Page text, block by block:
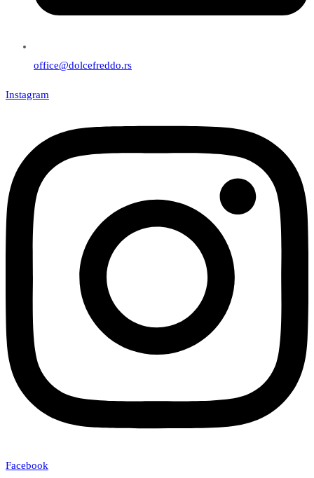
office@dolcefreddo.rs
Instagram
Facebook